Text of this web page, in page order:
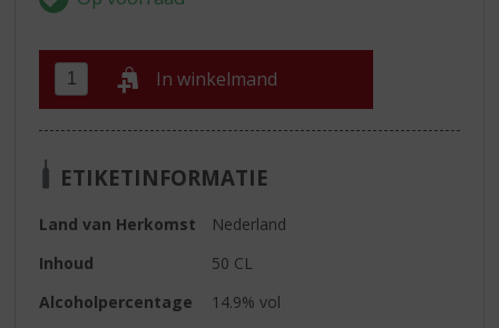
In winkelmand
ETIKETINFORMATIE
Land van Herkomst
Nederland
Inhoud
50 CL
Alcoholpercentage
14.9% vol